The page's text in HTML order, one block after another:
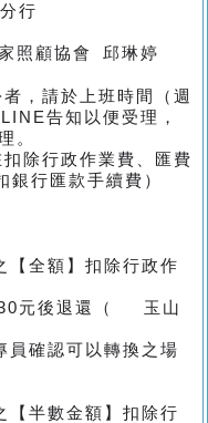
行
照顧協會 邱琳婷
，請於上班時間（週
告知以便受理，
。
除行政作業費、匯費
銀行匯款手續費）
全額】扣除行政作
後退還（ 玉山
確認可以轉換之場
半數金額】扣除行